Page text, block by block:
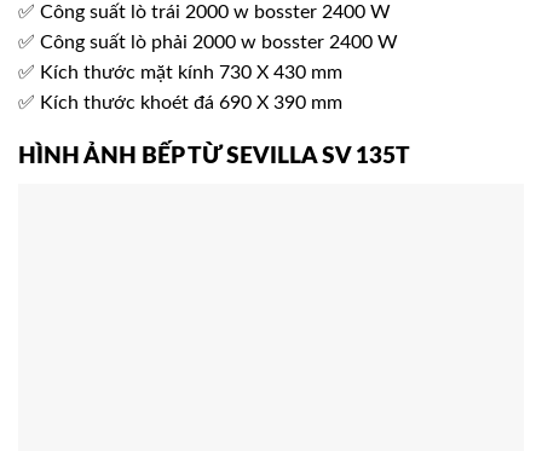
✅ Công suất lò trái 2000 w bosster 2400 W
✅ Công suất lò phải 2000 w bosster 2400 W
✅ Kích thước mặt kính 730 X 430 mm
✅ Kích thước khoét đá 690 X 390 mm
HÌNH ẢNH BẾP TỪ SEVILLA SV 135T